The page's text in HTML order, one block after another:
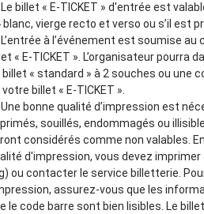
billet « E-TICKET » d'entrée est
blanc, vierge recto et verso ou s’il est
à l’événement est soumise au
« E-TICKET ». L’organisateur
billet « standard » à 2 souches ou une
votre billet « E-TICKET ».
bonne qualité d’impression est
souillés, endommagés ou
considérés comme non valables.
d'impression, vous devez
ou contacter le service billetterie.
assurez-vous que les
le code barre sont bien lisibles. Le